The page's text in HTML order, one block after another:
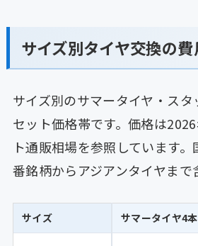
サイズ別タイヤ交換の
サイズ別のサマータイヤ・ス
セット価格帯です。価格は
ト通販相場を参照しています
番銘柄からアジアンタイヤまで
サイズ サマータイヤ4本